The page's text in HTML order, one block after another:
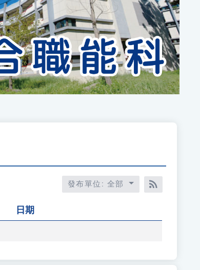
Next
發布單位: 全部
RSS訂閱
日期